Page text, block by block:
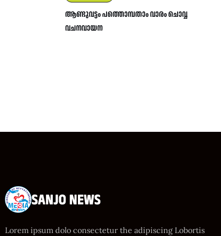
ആണ്ടുവട്ടം പത്തൊമ്പതാം വാരം ചൊവ്വ
വചനവായന
Lorem ipsum dolo consectetur the adipiscing Lobortis